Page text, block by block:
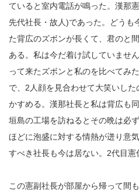
ていると室内電話が鳴った。漢那
先代社長・故人)であった。どうも
た背広のズボンが長くて、君のと
ある。私は今だ着け試していませ
って来たズボンと私のを比べてみ
で、2人顔を見合わせて大笑いし
かすめる。漢那社長と私は背広も
垣島の工場を訪ねるとその晩は必
ほどに泡盛に対する情熱が迸り意
すべき社長も今は居ない。2代目憲
この憲副社長が部屋から帰って間